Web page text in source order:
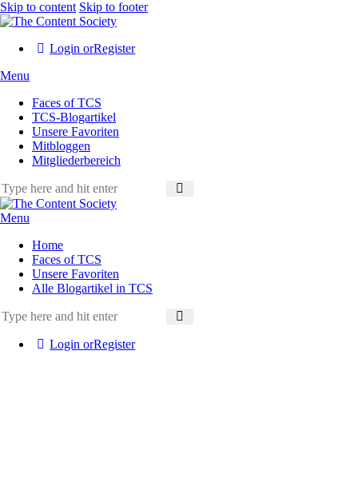
Skip to content Skip to footer
Login orRegister
Menu
Faces of TCS
TCS-Blogartikel
Unsere Favoriten
Mitbloggen
Mitgliederbereich
Menu
Home
Faces of TCS
Unsere Favoriten
Alle Blogartikel in TCS
Login orRegister